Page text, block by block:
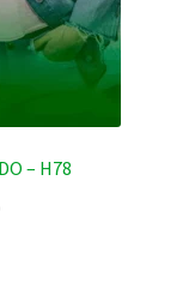
– H78